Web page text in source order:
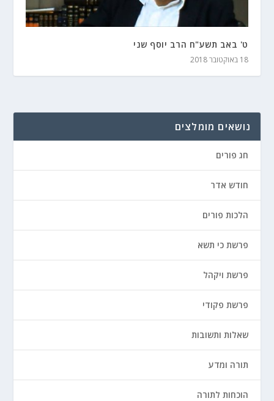
ט' באב תשע"ח הרב יוסף שני
18 באוקטובר 2018
נושאים מומלצים
חג פורים
חודש אדר
הלכות פורים
פרשת כי תשא
פרשת ויקהל
פרשת פקודי
שאלות ותשובות
תורה ומדע
הוכחות לתורה